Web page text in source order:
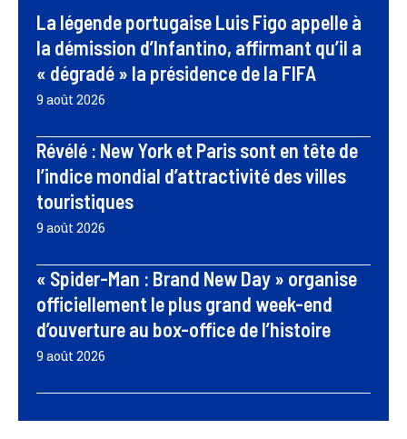
La légende portugaise Luis Figo appelle à
la démission d’Infantino, affirmant qu’il a
« dégradé » la présidence de la FIFA
9 août 2026
Révélé : New York et Paris sont en tête de
l’indice mondial d’attractivité des villes
touristiques
9 août 2026
« Spider-Man : Brand New Day » organise
officiellement le plus grand week-end
d’ouverture au box-office de l’histoire
9 août 2026